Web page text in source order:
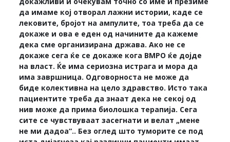
да имаме кој отворал лажни истории, каде се
лековите, бројот на ампулите, тоа треба да се
докаже и ова е еден од начините да кажеме
дека сме организирана држава. Ако не се
докаже сега ќе се докаже кога ВМРО ќе дојде
на власт. Ќе има сериозна истрага и мора да
има завршница. Одговорноста не може да
биде колективна на цело здравство. Исто така
пациентите треба да знаат дека не секој од
нив може да прима биолошка терапија. Сега
сите се чувствуваат засегнати и велат „мене
не ми дадоа“.. Без оглед што туморите се под